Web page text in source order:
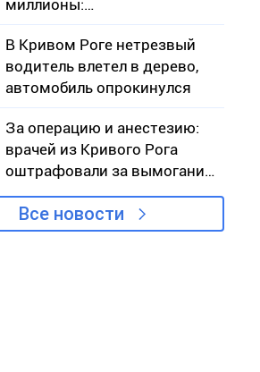
миллионы:
эксруководителю КП с
Днепропетровщины
объявили подозрение
В Кривом Роге нетрезвый
водитель влетел в дерево,
автомобиль опрокинулся
За операцию и анестезию:
врачей из Кривого Рога
оштрафовали за вымогание
денег у пациента
Все новости